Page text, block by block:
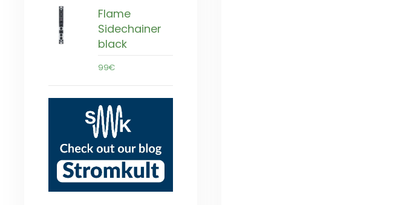
Flame
Sidechainer
black
99€